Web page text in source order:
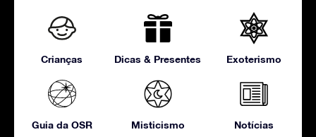
Crianças Dicas & Presentes Exoterismo
Guia da OSR Misticismo Notícias